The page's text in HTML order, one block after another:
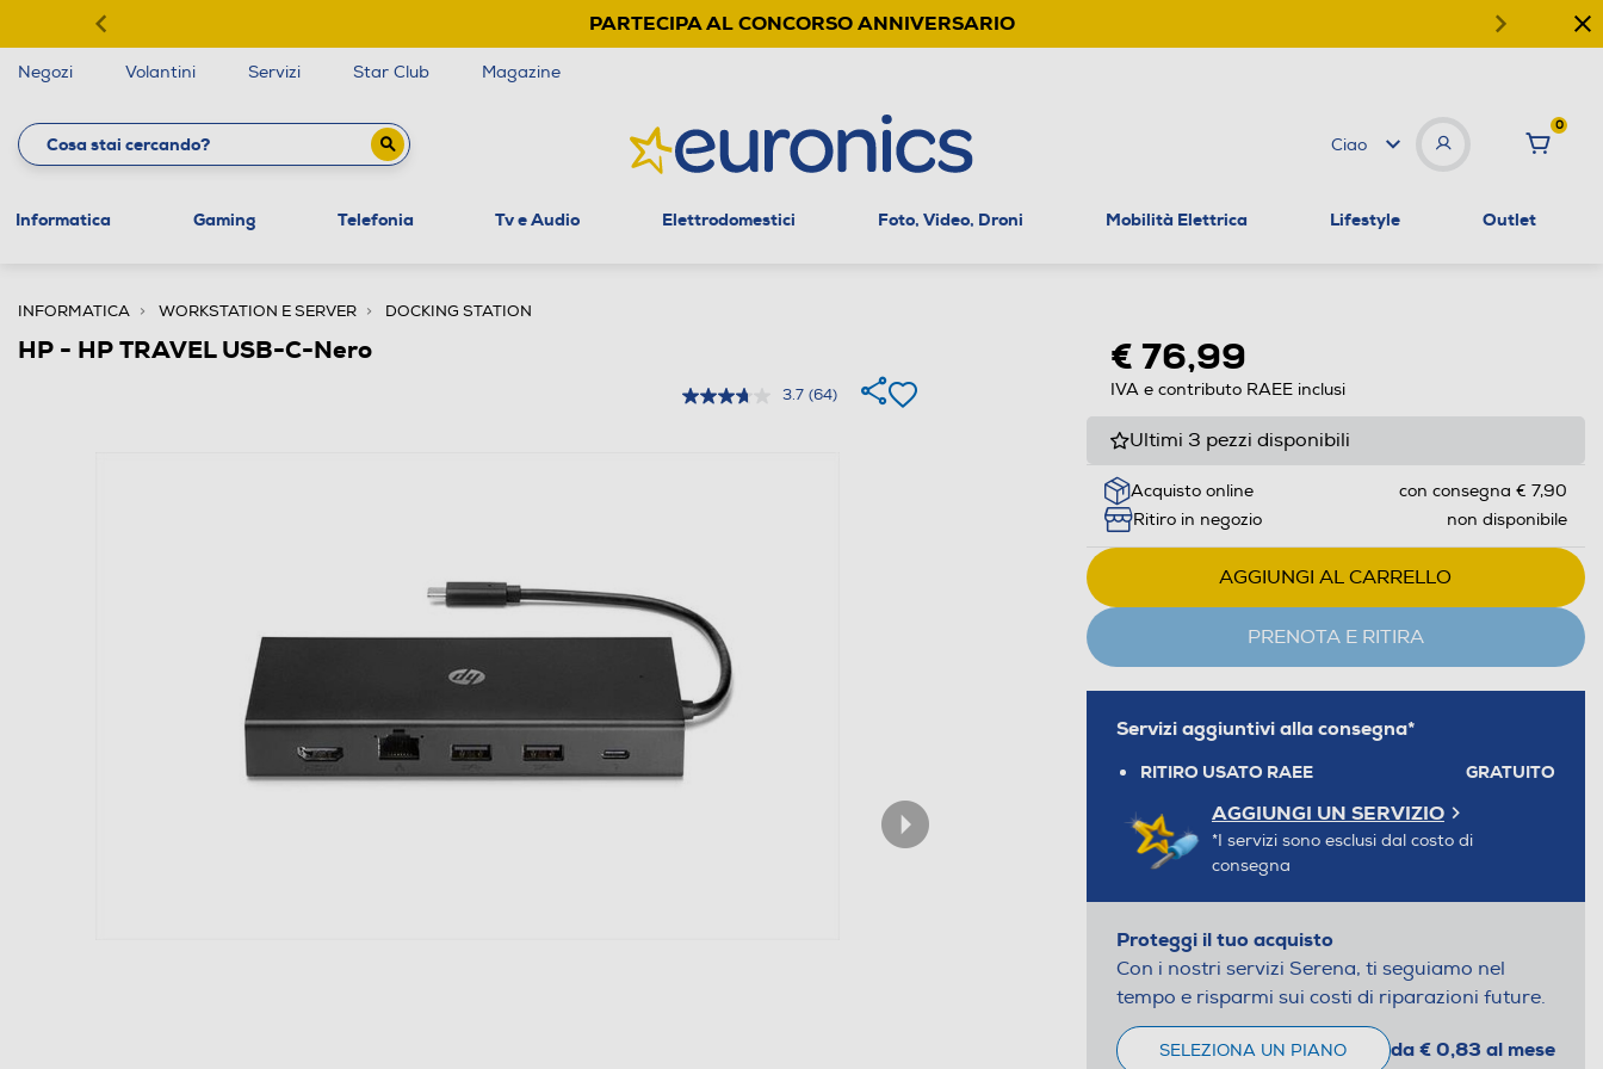
PARTECIPA AL CONCORSO ANNIVERSARIO
Negozi Volantini Servizi Star Club Magazine
Ciao
0
Informatica Gaming Telefonia Tv e Audio Elettrodomestici Foto, Video, Droni Mobilità Elettrica Lifestyle Outlet
INFORMATICA WORKSTATION E SERVER DOCKING STATION
HP - HP TRAVEL USB-C-Nero
3.7 (64)
€ 76,99
IVA e contributo RAEE inclusi
Ultimi 3 pezzi disponibili
Acquisto online
con consegna € 7,90
Ritiro in negozio
non disponibile
AGGIUNGI AL CARRELLO
PRENOTA E RITIRA
Servizi aggiuntivi alla consegna*
RITIRO USATO RAEE GRATUITO
AGGIUNGI UN SERVIZIO
*I servizi sono esclusi dal costo di
consegna
Proteggi il tuo acquisto
Con i nostri servizi Serena, ti seguiamo nel
tempo e risparmi sui costi di riparazioni future.
SELEZIONA UN PIANO da € 0,83 al mese